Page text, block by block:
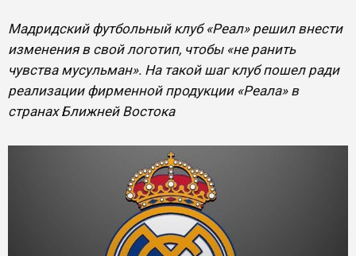
Мадридский футбольный клуб «Реал» решил внести
изменения в свой логотип, чтобы «не ранить
чувства мусульман». На такой шаг клуб пошел ради
реализации фирменной продукции «Реала» в
странах Ближней Востока